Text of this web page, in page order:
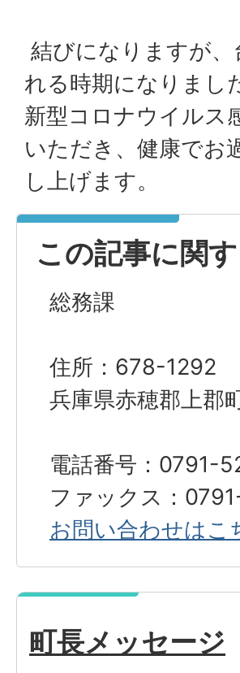
結びになりますが
れる時期になりまし
新型コロナウイルス
いただき、健康でお
し上げます。
この記事に関
総務課
住所：678-1292
兵庫県赤穂郡上郡
電話番号：0791-
ファックス：
お問い合わせはこ
町長メッセージ